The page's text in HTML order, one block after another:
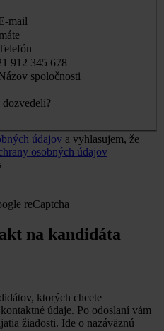
mail
912 345 678
spoločnosti
dozvedeli?
údajov a vyhlasujem, že
osobných údajov
reCaptcha
na kandidáta
ktorých chcete
údaje. Po odoslaní vám
žiadosti. Ide o nazáväznú